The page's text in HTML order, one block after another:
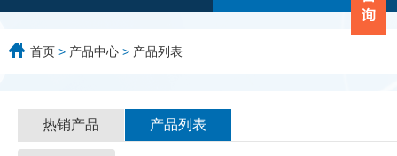
首页 > 产品中心 > 产品列表
热销产品 产品列表